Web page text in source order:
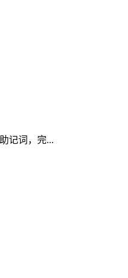
记词，完...